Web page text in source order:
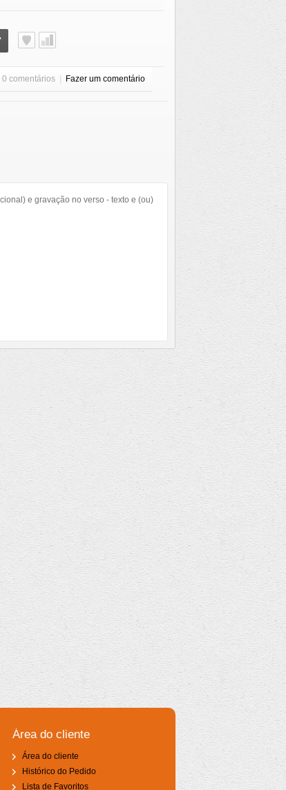
0 comentários Fazer um comentário
e gravação no verso - texto e (ou)
Área do cliente
Área do cliente
Histórico do Pedido
Lista de Favoritos